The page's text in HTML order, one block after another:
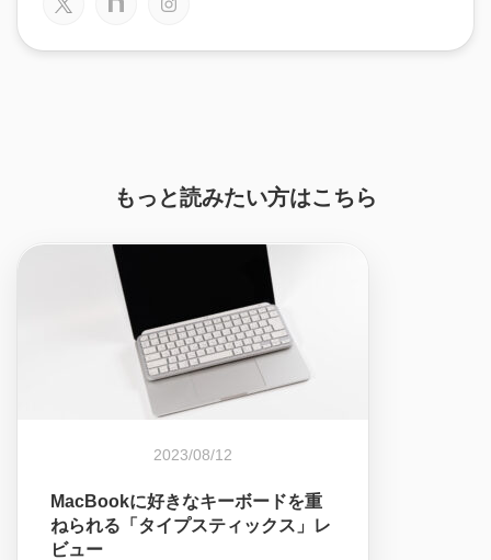
もっと読みたい方はこちら
2023/08/12
MacBookに好きなキーボードを重
ねられる「タイプスティックス」レ
ビュー